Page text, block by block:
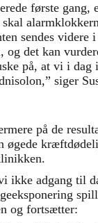
første
sendes videre
og det kan
på, at vi i
siger
på de
øgede
ikke adgang til
og fortsætter: